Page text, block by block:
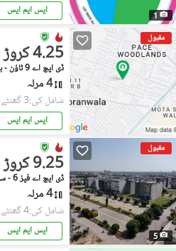
1 ایس ایم ایس
مقبول
4.25 کروڑ
ڈی ایچ اے 9 ٹاؤن - بلاک ای, ڈی ایچ اے 9 ٹاؤن
4 مرلہ
شامل کی:3 گھنٹے پہل
ایس ایم ایس
مقبول
5
9.25 کروڑ
ڈی ایچ اے فیز 6 - سی سی اے بلاک, ڈی ایچ اے فیز 6
4 مرلہ
شامل کی:4 گھنٹے پہل
ایس ایم ایس